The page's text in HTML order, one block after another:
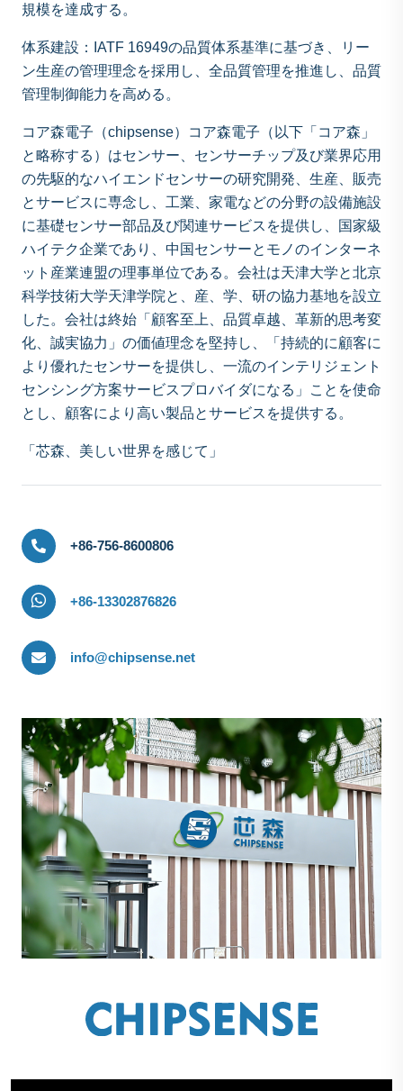
規模を達成する。
体系建設：IATF 16949の品質体系基準に基づき、リー
ン生産の管理理念を採用し、全品質管理を推進し、品質
管理制御能力を高める。
コア森電子（chipsense）コア森電子（以下「コア森」
と略称する）はセンサー、センサーチップ及び業界応用
の先駆的なハイエンドセンサーの研究開発、生産、販売
とサービスに専念し、工業、家電などの分野の設備施設
に基礎センサー部品及び関連サービスを提供し、国家級
ハイテク企業であり、中国センサーとモノのインターネ
ット産業連盟の理事単位である。会社は天津大学と北京
科学技術大学天津学院と、産、学、研の協力基地を設立
した。会社は終始「顧客至上、品質卓越、革新的思考変
化、誠実協力」の価値理念を堅持し、「持続的に顧客に
より優れたセンサーを提供し、一流のインテリジェント
センシング方案サービスプロバイダになる」ことを使命
とし、顧客により高い製品とサービスを提供する。
「芯森、美しい世界を感じて」
+86-756-8600806
+86-13302876826
info@chipsense.net